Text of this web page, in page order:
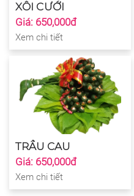
XÔI CƯỚI
Giá: 650,000đ
Xem chi tiết
TRẦU CAU
Giá: 650,000đ
Xem chi tiết